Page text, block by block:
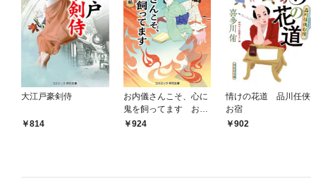
大江戸豪剣侍
814
お内儀さんこそ、心に
鬼を飼ってます おけ
いの戯作手帖
924
情けの花道 品川任侠
お宿
902